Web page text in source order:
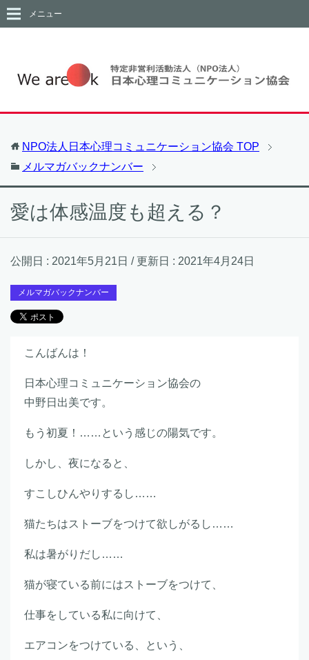
メニュー
NPO法人日本心理コミュニケーション協会 TOP
メルマガバックナンバー
愛は体感温度も超える？
公開日 : 2021年5月21日 / 更新日 : 2021年4月24日
メルマガバックナンバー
こんばんは！
日本心理コミュニケーション協会の
中野日出美です。
もう初夏！……という感じの陽気です。
しかし、夜になると、
すこしひんやりするし……
猫たちはストーブをつけて欲しがるし……
私は暑がりだし……
猫が寝ている前にはストーブをつけて、
仕事をしている私に向けて、
エアコンをつけている、という、